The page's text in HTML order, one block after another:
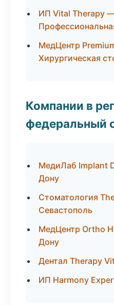
ИП Vital Therapy
МедЦентр
Хирургическая
Компании в
федеральный
МедиЛаб Implant
Дону
Стоматология
Севастополь
МедЦентр Ortho
Дону
Дентал Therapy
ИП Harmony